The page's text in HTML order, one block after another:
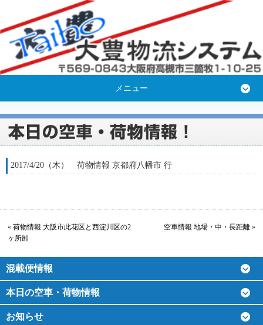
メニュー
2017/4/20（木） 荷物情報 京都府八幡市 行
« 荷物情報 大阪市此花区と西淀川区の2
ヶ所卸
空車情報 地場・中・長距離 »
混載便情報
本日の空車・荷物情報
お知らせ